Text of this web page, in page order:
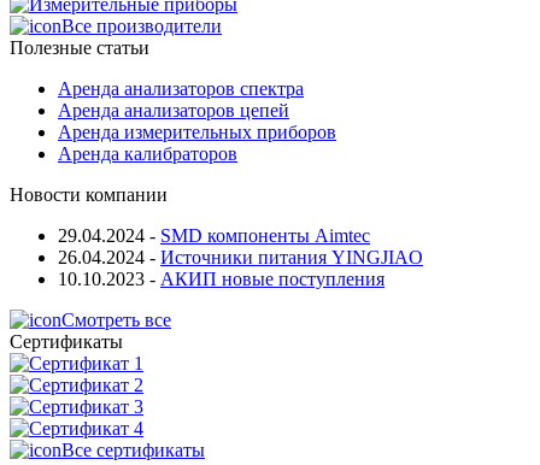
Все производители
Полезные статьи
Аренда анализаторов спектра
Аренда анализаторов цепей
Аренда измерительных приборов
Аренда калибраторов
Новости компании
29.04.2024 - SMD компоненты Aimtec
26.04.2024 - Источники питания YINGJIAO
10.10.2023 - АКИП новые поступления
Смотреть все
Сертификаты
Все сертификаты